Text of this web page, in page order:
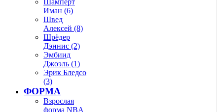
Иман (6)
Швед
Алексей (8)
Шрёдер
Дэннис (2)
Эмбиид
Джоэль (1)
Эрик Бледсо
(3)
ФОРМА
Взрослая
форма NBA